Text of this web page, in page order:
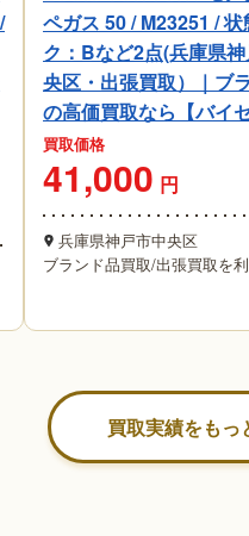
ペガス 50 / M23251 /
ク：Bなど2点(兵庫県
央区・出張買取）｜ブ
の高価買取なら【バイセ
買取価格
41,000 円
兵庫県神戸市中央区
ブランド品買取/出張買取を
買取実績をもっ